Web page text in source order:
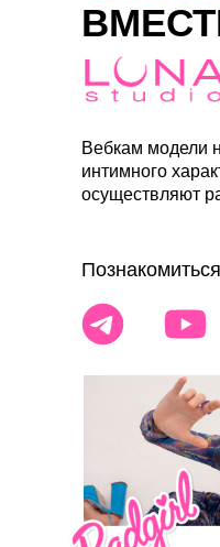
Вебкам модели
интимного
осуществляют